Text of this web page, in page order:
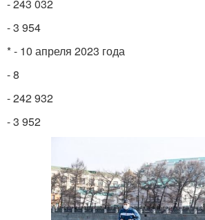
- 243 032
- 3 954
* - 10 апреля 2023 года
- 8
- 242 932
- 3 952